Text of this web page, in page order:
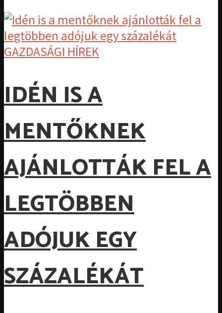
GAZDASÁGI HÍREK
IDÉN IS A
MENTŐKNEK
AJÁNLOTTÁK FEL A
LEGTÖBBEN
ADÓJUK EGY
SZÁZALÉKÁT